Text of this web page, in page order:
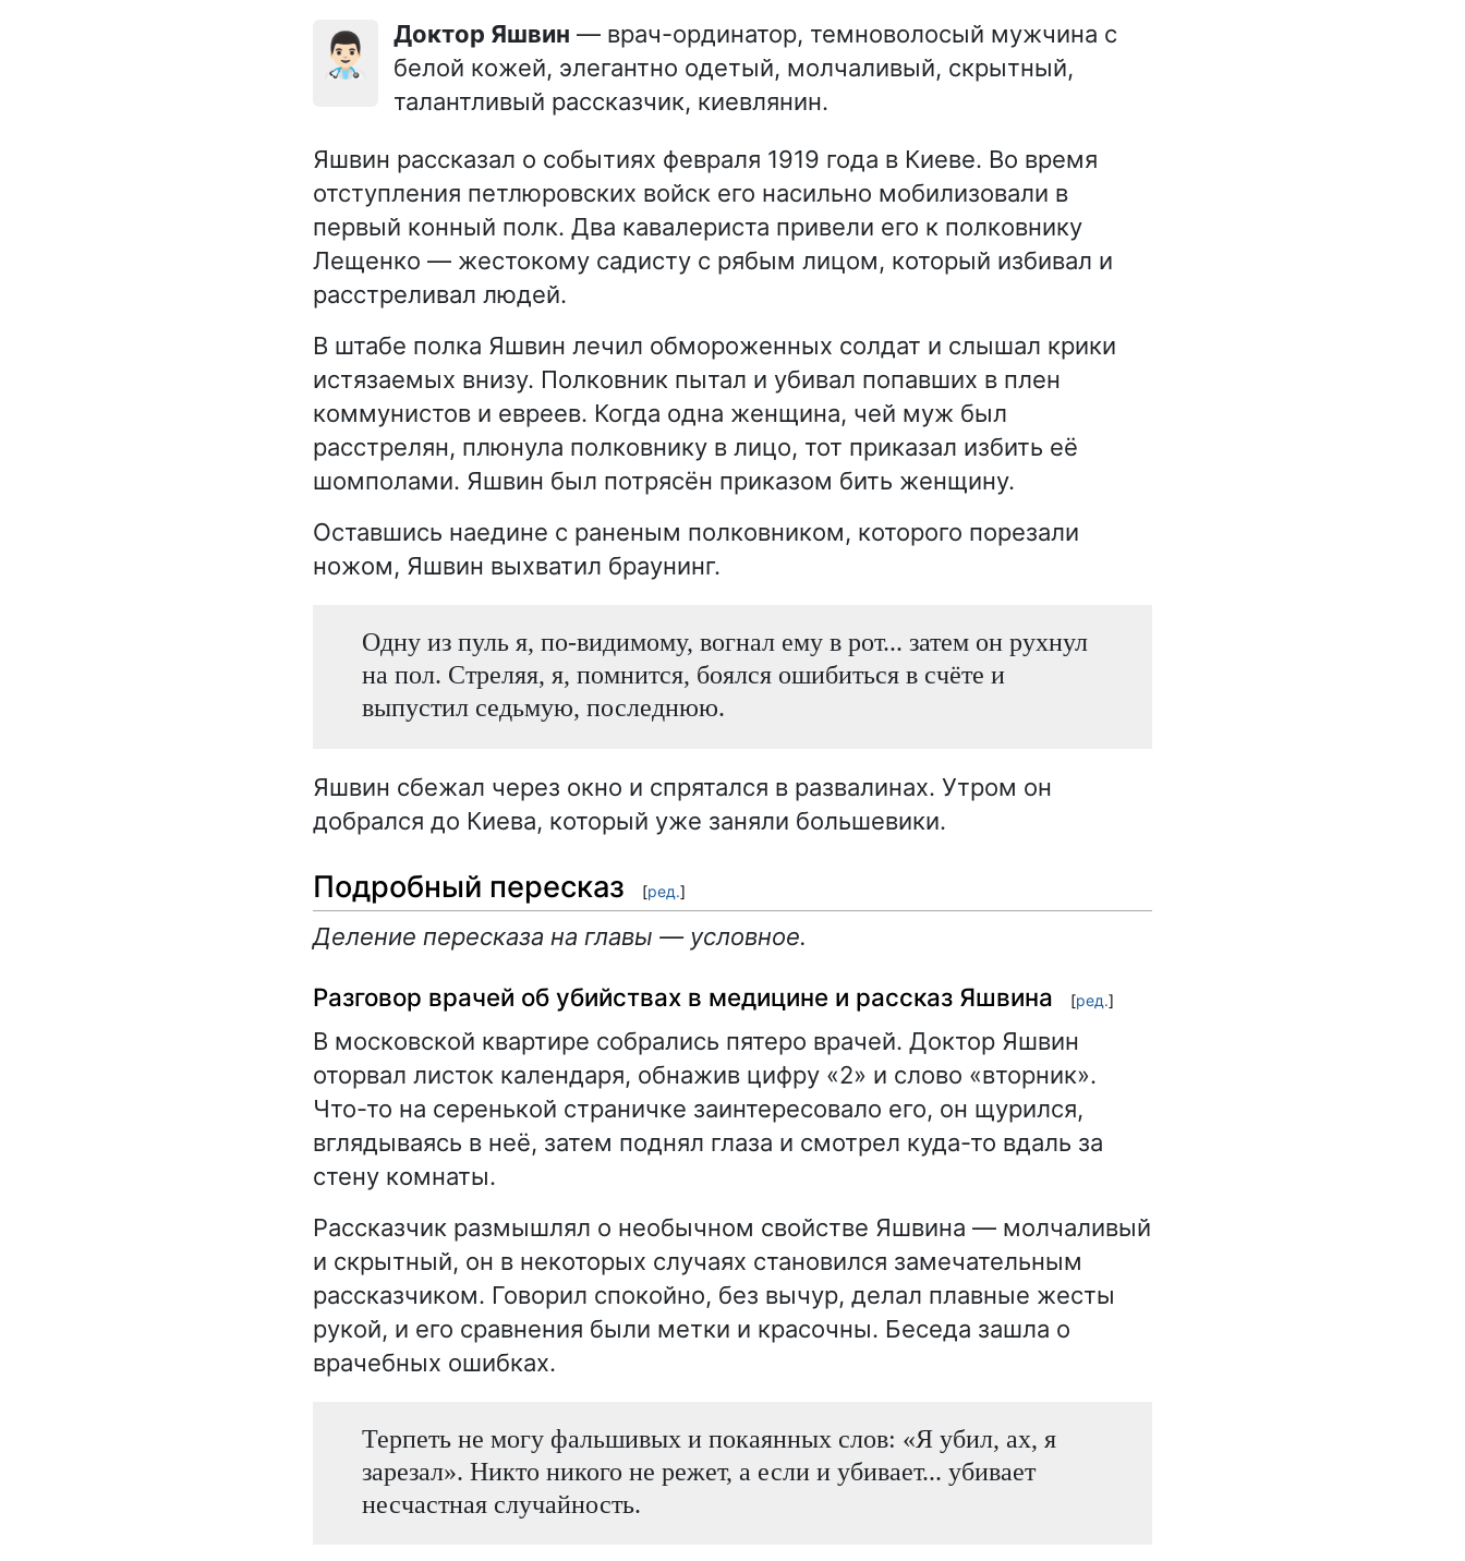
👨🏻‍⚕️ Доктор Яшвин — врач-ординатор, темноволосый мужчина с
белой кожей, элегантно одетый, молчаливый, скрытный,
талантливый рассказчик, киевлянин.
Яшвин рассказал о событиях февраля 1919 года в Киеве. Во время
отступления петлюровских войск его насильно мобилизовали в
первый конный полк. Два кавалериста привели его к полковнику
Лещенко — жестокому садисту с рябым лицом, который избивал и
расстреливал людей.
В штабе полка Яшвин лечил обмороженных солдат и слышал крики
истязаемых внизу. Полковник пытал и убивал попавших в плен
коммунистов и евреев. Когда одна женщина, чей муж был
расстрелян, плюнула полковнику в лицо, тот приказал избить её
шомполами. Яшвин был потрясён приказом бить женщину.
Оставшись наедине с раненым полковником, которого порезали
ножом, Яшвин выхватил браунинг.
Одну из пуль я, по-видимому, вогнал ему в рот... затем он рухнул
на пол. Стреляя, я, помнится, боялся ошибиться в счёте и
выпустил седьмую, последнюю.
Яшвин сбежал через окно и спрятался в развалинах. Утром он
добрался до Киева, который уже заняли большевики.
Подробный пересказ [ред.]
Деление пересказа на главы — условное.
Разговор врачей об убийствах в медицине и рассказ Яшвина [ред.]
В московской квартире собрались пятеро врачей. Доктор Яшвин
оторвал листок календаря, обнажив цифру «2» и слово «вторник».
Что-то на серенькой страничке заинтересовало его, он щурился,
вглядываясь в неё, затем поднял глаза и смотрел куда-то вдаль за
стену комнаты.
Рассказчик размышлял о необычном свойстве Яшвина — молчаливый
и скрытный, он в некоторых случаях становился замечательным
рассказчиком. Говорил спокойно, без вычур, делал плавные жесты
рукой, и его сравнения были метки и красочны. Беседа зашла о
врачебных ошибках.
Терпеть не могу фальшивых и покаянных слов: «Я убил, ах, я
зарезал». Никто никого не режет, а если и убивает... убивает
несчастная случайность.